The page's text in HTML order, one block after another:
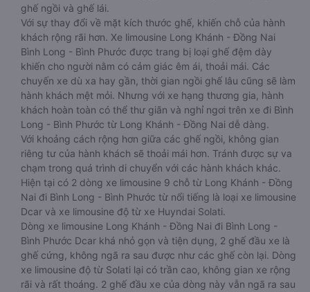
ghế ngồi và ghế lái.
Với sự thay đổi về mặt kích thước ghế, khiến chỗ của hành
khách rộng rãi hơn. Xe limousine Long Khánh - Đồng Nai
Bình Long - Bình Phước được trang bị loại ghế đệm dày
khiến cho người nằm có cảm giác êm ái, thoải mái. Các
chuyến xe dù xa hay gần, thời gian ngồi ghế lâu cũng sẽ làm
hành khách mệt mỏi. Nhưng với xe hạng thương gia, hành
khách hoàn toàn có thể thư giãn và nghỉ ngơi trên xe đi Bình
Long - Bình Phước từ Long Khánh - Đồng Nai dễ dàng.
Với khoảng cách rộng hơn giữa các ghế ngồi, không gian
riêng tư của hành khách sẽ thoải mái hơn. Tránh được sự va
chạm trong quá trình di chuyển với các hành khách khác.
Hiện tại có 2 dòng xe limousine 9 chỗ từ Long Khánh - Đồng
Nai đi Bình Long - Bình Phước từ nổi tiếng là loại xe limousine
Dcar và xe limousine độ từ xe Huyndai Solati.
Dòng xe limousine Long Khánh - Đồng Nai đi Bình Long -
Bình Phước Dcar khá nhỏ gọn và tiện dụng, 2 ghế đầu xe là
ghế cứng, không ngã ra sau được như các ghế còn lại. Dòng
xe limousine độ từ Solati lại có trần cao, không gian xe rộng
rãi và rất thoáng. 2 ghế đầu xe của dòng này vẫn ngã ra sau